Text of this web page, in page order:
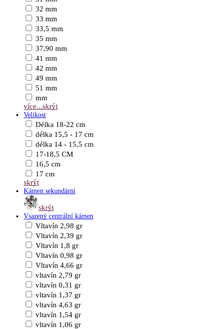
32 mm
33 mm
33,5 mm
35 mm
37,90 mm
41 mm
42 mm
49 mm
51 mm
mm
více...skrýt
Velikost
Délka 18-22 cm
délka 15,5 - 17 cm
délka 14 - 15,5 cm
17-18,5 CM
16,5 cm
17 cm
skrýt
Kámen sekundární
skrýt
Vsazený centrální kámen
Vltavín 2,98 gr
Vltavín 2,39 gr
Vltavín 1,8 gr
Vltavín 0,98 gr
Vltavín 4,66 gr
vltavín 2,79 gr
vltavín 0,31 gr
vltavín 1,37 gr
vltavín 4,63 gr
vltavín 1,54 gr
vltavín 1,06 gr